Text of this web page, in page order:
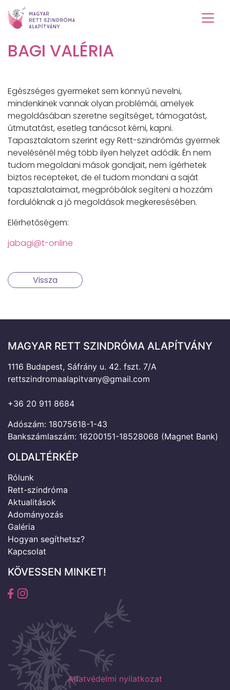
BAGI VALÉRIA
Egészséges gyermeket sem könnyű nevelni,
mindenkinek vannak olyan problémái, amelyek
megoldásában szeretne segítséget, támogatást,
útmutatást, esetleg tanácsot kérni, kapni.
Tapasztalatom szerint egy Rett-szindrómás gyermek
nevelésénél még több ilyen helyzet adódik. Én nem
tudom megoldani mások gondjait, nem ígérhetek
biztos recepteket, de el tudom mondani a saját
tapasztalataimat, megpróbálok segíteni a hozzám
fordulóknak a jó megoldások megkeresésében.
Elérhetőségem:
jabagi@t-online
Vissza
MAGYAR RETT SZINDRÓMA ALAPÍTVÁNY
1116 Budapest, Sáfrány u. 42. fszt. 7/A
rettszindromaalapitvany@gmail.com
+36 20 911 8684
Adószám: 18075618-1-43
Bankszámlaszám: 16200151-18528068 (Magnet Bank)
OLDALTÉRKÉP
Rólunk
Rett-szindróma
Aktualitások
Adományozás
Galéria
Hogyan segíthetsz?
Kapcsolat
KÖVESSEN MINKET!
Adatvédelmi nyilatkozat